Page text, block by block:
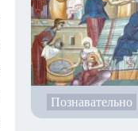
Познавательно